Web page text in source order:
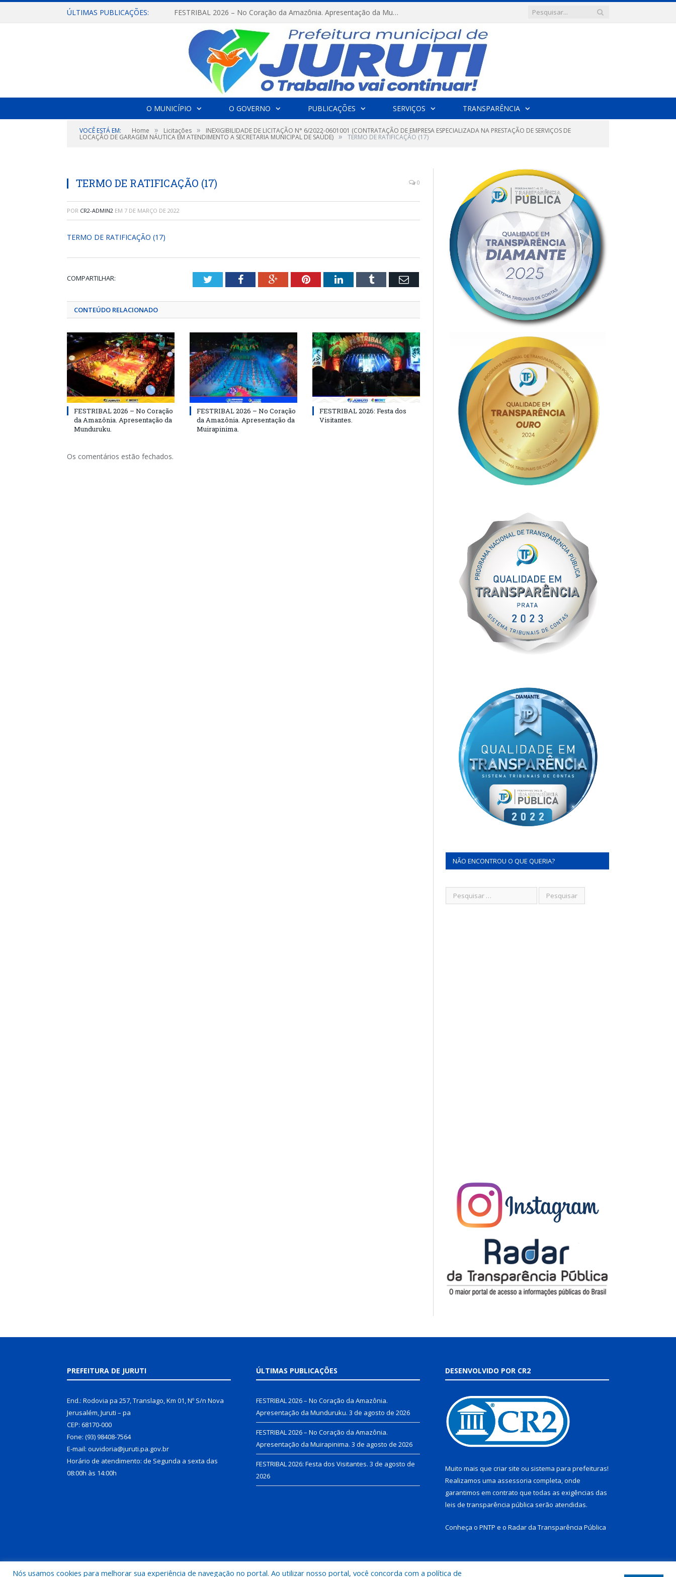
ÚLTIMAS PUBLICAÇÕES: FESTRIBAL 2026 – No Coração da Amazônia. Apresentação da Munduruku.
O MUNICÍPIO O GOVERNO PUBLICAÇÕES SERVIÇOS TRANSPARÊNCIA
VOCÊ ESTÁ EM: Home » Licitações » INEXIGIBILIDADE DE LICITAÇÃO N° 6/2022-0601001 (CONTRATAÇÃO DE EMPRESA ESPECIALIZADA NA PRESTAÇÃO DE SERVIÇOS DE
LOCAÇÃO DE GARAGEM NÁUTICA EM ATENDIMENTO A SECRETARIA MUNICIPAL DE SAÚDE) » TERMO DE RATIFICAÇÃO (17)
TERMO DE RATIFICAÇÃO (17) 0
POR CR2-ADMIN2 EM 7 DE MARÇO DE 2022
TERMO DE RATIFICAÇÃO (17)
COMPARTILHAR: TwitterFacebookGoogle+PinterestLinkedInTumblr Email
CONTEÚDO RELACIONADO
FESTRIBAL 2026 – No Coração
da Amazônia. Apresentação da
Munduruku.
FESTRIBAL 2026 – No Coração
da Amazônia. Apresentação da
Muirapinima.
FESTRIBAL 2026: Festa dos
Visitantes.
Os comentários estão fechados.
NÃO ENCONTROU O QUE QUERIA?
PREFEITURA DE JURUTI
End.: Rodovia pa 257, Translago, Km 01, Nº S/n Nova
Jerusalém, Juruti – pa
CEP: 68170-000
Fone: (93) 98408-7564
E-mail: ouvidoria@juruti.pa.gov.br
Horário de atendimento: de Segunda a sexta das
08:00h às 14:00h
ÚLTIMAS PUBLICAÇÕES
FESTRIBAL 2026 – No Coração da Amazônia.
Apresentação da Munduruku. 3 de agosto de 2026
FESTRIBAL 2026 – No Coração da Amazônia.
Apresentação da Muirapinima. 3 de agosto de 2026
FESTRIBAL 2026: Festa dos Visitantes. 3 de agosto de
2026
DESENVOLVIDO POR CR2
Muito mais que criar site ou sistema para prefeituras!
Realizamos uma assessoria completa, onde
garantimos em contrato que todas as exigências das
leis de transparência pública serão atendidas.
Conheça o PNTP e o Radar da Transparência Pública
Nós usamos cookies para melhorar sua experiência de navegação no portal. Ao utilizar nosso portal, você concorda com a política de